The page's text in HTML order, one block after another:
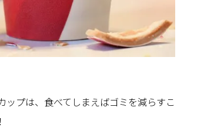
プは、食べてしまえばゴミを減らすこ